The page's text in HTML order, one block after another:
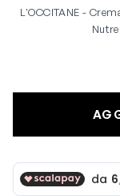
L'OCCITANE -